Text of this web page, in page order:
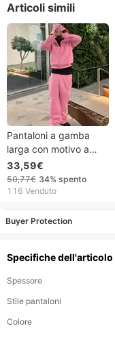
Articoli simili
Pantaloni a gamba
larga con motivo a
righe, vestibilità
ampia, vita alta,
casual, taglie forti,
coulisse, tessuto in
33,59€
50,77€ 34% spento
116 Venduto
Buyer Protection
Specifiche dell'articolo
Spessore
Stile pantaloni
Colore